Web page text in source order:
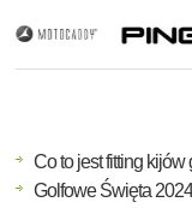
Co to jest fitting
Golfowe Święta 2024